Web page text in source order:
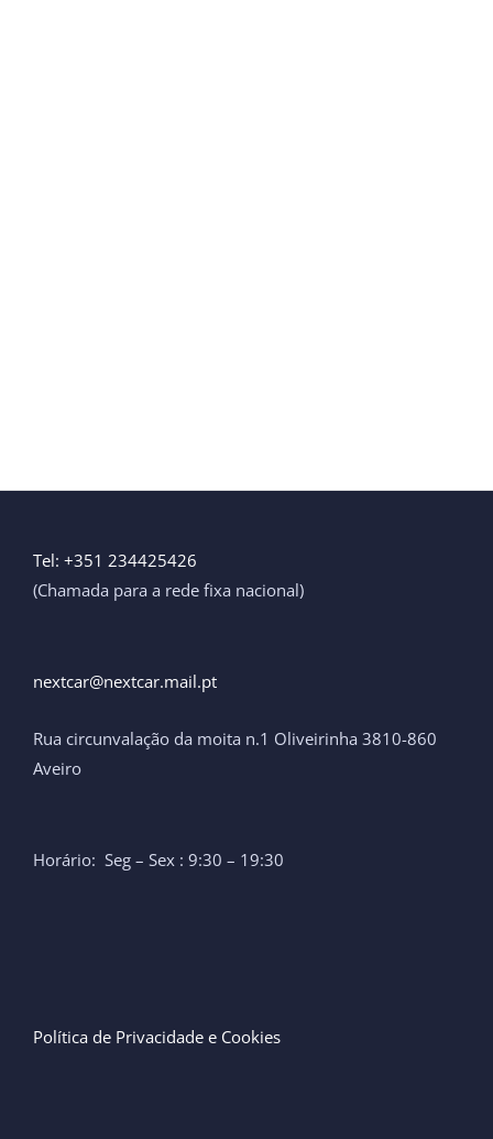
Tel: +351 234425426
(Chamada para a rede fixa nacional)
nextcar@nextcar.mail.pt ​
Rua circunvalação da moita n.1 Oliveirinha 3810-860
Aveiro
Horário: Seg – Sex : 9:30 – 19:30
Política de Privacidade e Cookies